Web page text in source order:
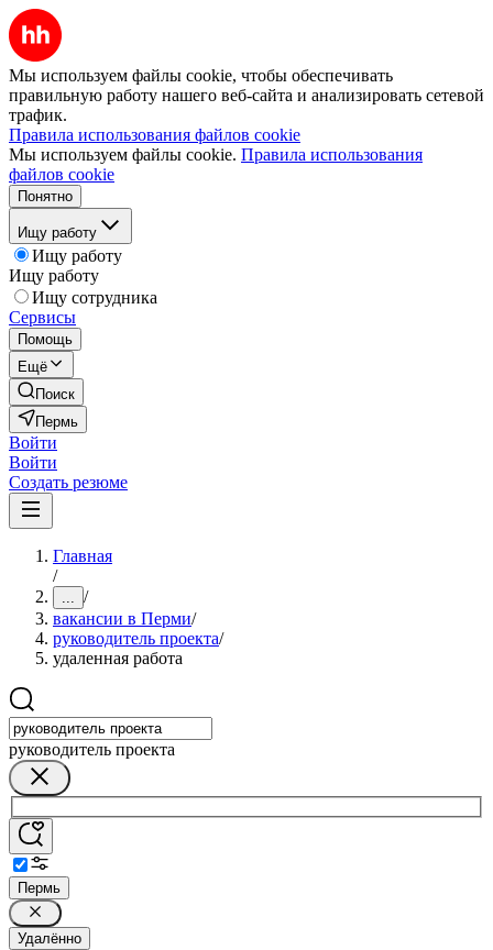
Мы используем файлы cookie, чтобы обеспечивать
правильную работу нашего веб-сайта и анализировать сетевой
трафик.
Правила использования файлов cookie
Мы используем файлы cookie. Правила использования
файлов cookie
Понятно
Ищу работу
Ищу работу
Ищу работу
Ищу сотрудника
Сервисы
Помощь
Ещё
Поиск
Пермь
Войти
Войти
Создать резюме
Главная
/
... /
вакансии в Перми/
руководитель проекта/
удаленная работа
руководитель проекта
Пермь
Удалённо